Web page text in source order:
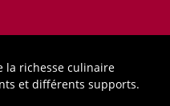
la richesse culinaire
et différents supports.